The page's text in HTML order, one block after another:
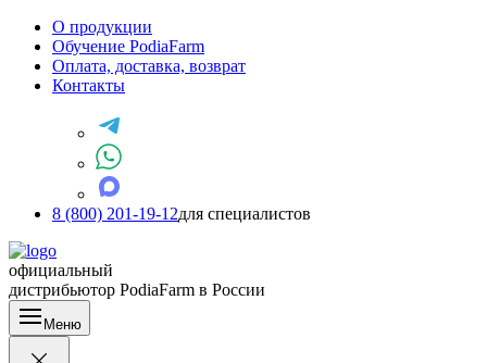
О продукции
Обучение PodiaFarm
Оплата, доставка, возврат
Контакты
8 (800) 201-19-12для специалистов
официальный
дистрибьютор PodiaFarm в России
Меню